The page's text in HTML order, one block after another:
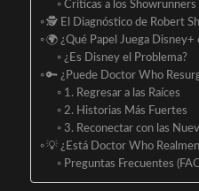
Críticas a los Showrunners
🕵️ El Diagnóstico de Robert
🌍 ¿Qué Papel Juega Disney+
¿Es Disney el Problema?
🔑 ¿Puede Doctor Who
1. Regresar a las Raíces
2. Historias Más Fuertes
3. Reconectar con las
💡 ¿Está Doctor Who
Preguntas Frecuentes